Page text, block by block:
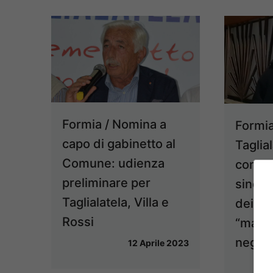
Formia / Nomina a
capo di gabinetto al
Comune: udienza
preliminare per
Taglialatela, Villa e
Rossi
12 Aprile 2023
dei